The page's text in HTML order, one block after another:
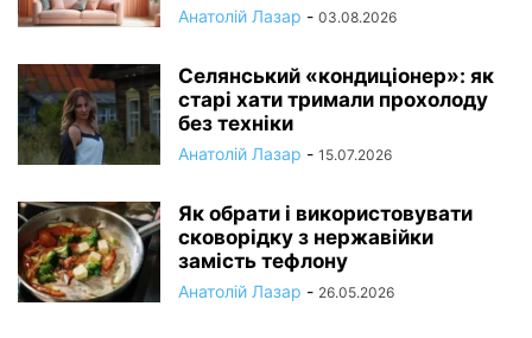
Анатолій Лазар - 03.08.2026
Селянський «кондиціонер»: як
старі хати тримали прохолоду
без техніки
Анатолій Лазар - 15.07.2026
Як обрати і використовувати
сковорідку з нержавійки
замість тефлону
Анатолій Лазар - 26.05.2026